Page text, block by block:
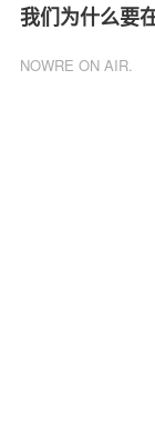
我们为什么要
NOWRE ON AIR.